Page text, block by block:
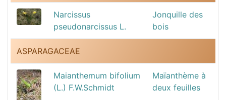
Narcissus
pseudonarcissus L.
Jonquille des
bois
ASPARAGACEAE
Maianthemum bifolium
(L.) F.W.Schmidt
Maïanthème à
deux feuilles